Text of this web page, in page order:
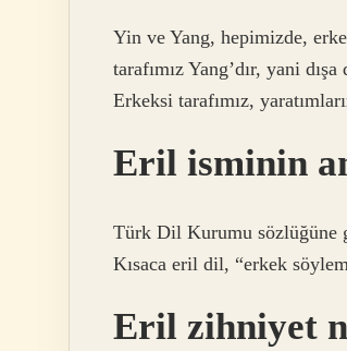
Yin ve Yang, hepimizde,
tarafımız Yang’dır, yani
Erkeksi tarafımız,
Eril isminin
Türk Dil Kurumu sözlüğüne
Kısaca eril dil, “erkek
Eril zihniyet